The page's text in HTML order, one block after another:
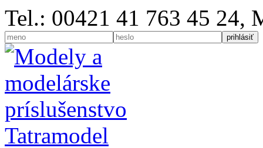
Tel.: 00421 41 763 45 24,